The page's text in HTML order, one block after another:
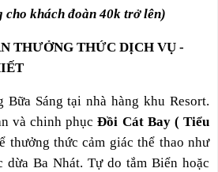
cho khách đoàn40k trở lên)
THƯỞNG THỨC DỊCH VỤ -
Bữa Sáng tại nhà hàng khu Resort.
và chinh phục Đồi Cát Bay ( Tiểu
thưởng thức cảm giác thể thao như
dừa Ba Nhát. Tự do tắm Biển hoặc